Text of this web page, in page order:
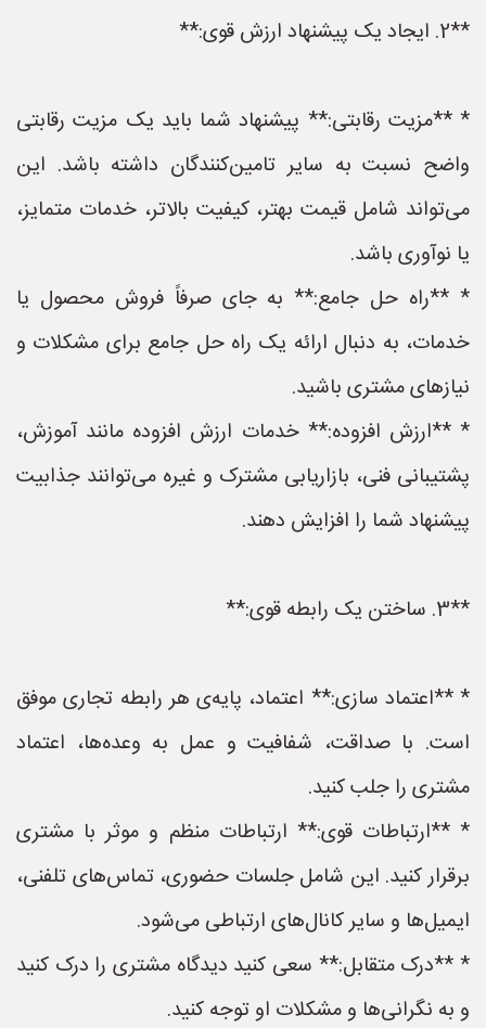
**2. ایجاد یک پیشنهاد ارزش قوی:**
* **مزیت رقابتی:** پیشنهاد شما باید یک مزیت رقابتی
واضح نسبت به سایر تامین‌کنندگان داشته باشد. این
می‌تواند شامل قیمت بهتر، کیفیت بالاتر، خدمات متمایز،
یا نوآوری باشد.
* **راه حل جامع:** به جای صرفاً فروش محصول یا
خدمات، به دنبال ارائه یک راه حل جامع برای مشکلات و
نیازهای مشتری باشید.
* **ارزش افزوده:** خدمات ارزش افزوده مانند آموزش،
پشتیبانی فنی، بازاریابی مشترک و غیره می‌توانند جذابیت
پیشنهاد شما را افزایش دهند.
**3. ساختن یک رابطه قوی:**
* **اعتماد سازی:** اعتماد، پایه‌ی هر رابطه تجاری موفق
است. با صداقت، شفافیت و عمل به وعده‌ها، اعتماد
مشتری را جلب کنید.
* **ارتباطات قوی:** ارتباطات منظم و موثر با مشتری
برقرار کنید. این شامل جلسات حضوری، تماس‌های تلفنی،
ایمیل‌ها و سایر کانال‌های ارتباطی می‌شود.
* **درک متقابل:** سعی کنید دیدگاه مشتری را درک کنید
و به نگرانی‌ها و مشکلات او توجه کنید.